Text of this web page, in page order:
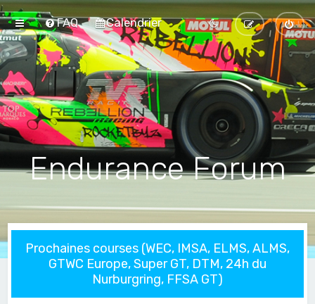
FAQ Calendrier
Endurance Forum
Prochaines courses (WEC, IMSA, ELMS, ALMS,
GTWC Europe, Super GT, DTM, 24h du
Nurburgring, FFSA GT)